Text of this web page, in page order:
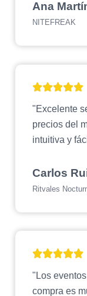
Ana
NITEFREAK
"Excelente
precios del
intuitiva y
Carlos
Ritvales
"Los
compra es